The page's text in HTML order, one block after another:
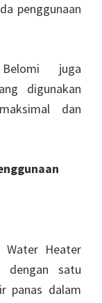
penggunaan
juga
digunakan
dan
Water Heater
dengan satu
panas dalam